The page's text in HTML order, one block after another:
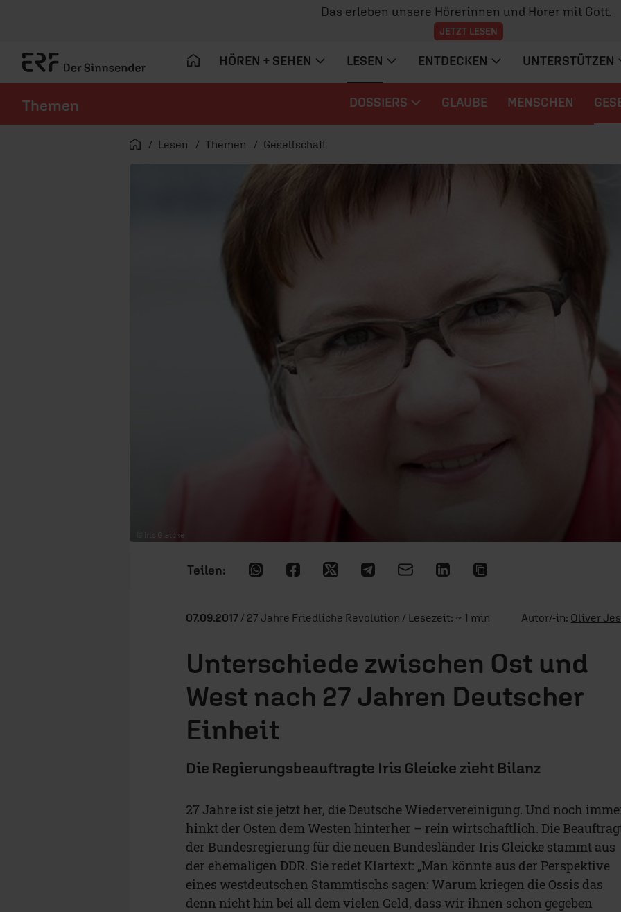
Das erleben unsere Hörerinnen und Hörer mit Gott.
JETZT LESEN
HÖREN + SEHEN LESEN ENTDECKEN UNTERSTÜTZEN
Themen DOSSIERS GLAUBE MENSCHEN
Startseite
Lesen Themen Gesellschaft
© Iris Gleicke
07.09.2017 / 27 Jahre Friedliche Revolution / Lesezeit: ~ 1 min Autor/-in: Oliver
Unterschiede zwischen Ost und
West nach 27 Jahren Deutscher
Einheit
Die Regierungsbeauftragte Iris Gleicke zieht Bilanz
27 Jahre ist sie jetzt her, die Deutsche Wiedervereinigung. Und noch
hinkt der Osten dem Westen hinterher – rein wirtschaftlich. Die
der Bundesregierung für die neuen Bundesländer Iris Gleicke stammt aus
der ehemaligen DDR. Sie redet Klartext: „Man könnte aus der Perspektive
eines westdeutschen Stammtischs sagen: Warum kriegen die Ossis das
denn nicht hin bei all dem vielen Geld, dass wir ihnen schon gegeben